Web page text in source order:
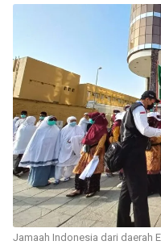
Jamaah Indonesia dari daerah